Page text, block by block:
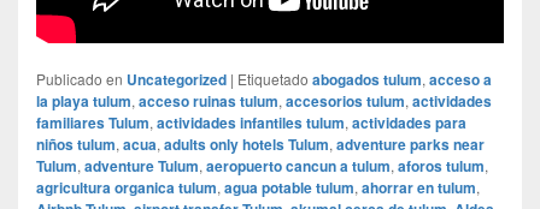
Publicado en Uncategorized | Etiquetado abogados tulum, acceso a
la playa tulum, acceso ruinas tulum, accesorios tulum, actividades
familiares Tulum, actividades infantiles tulum, actividades para
niños tulum, acua, adults only hotels Tulum, adventure parks near
Tulum, adventure Tulum, aeropuerto cancun a tulum, aforos tulum,
agricultura organica tulum, agua potable tulum, ahorrar en tulum,